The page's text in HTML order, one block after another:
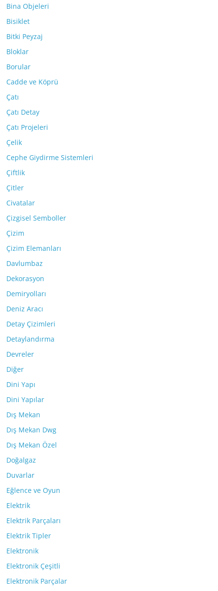
Bina Objeleri
Bisiklet
Bitki Peyzaj
Bloklar
Borular
Cadde ve Köprü
Çatı
Çatı Detay
Çatı Projeleri
Çelik
Cephe Giydirme Sistemleri
Çiftlik
Çitler
Civatalar
Çizgisel Semboller
Çizim
Çizim Elemanları
Davlumbaz
Dekorasyon
Demiryolları
Deniz Aracı
Detay Çizimleri
Detaylandırma
Devreler
Diğer
Dini Yapı
Dini Yapılar
Dış Mekan
Dış Mekan Dwg
Dış Mekan Özel
Doğalgaz
Duvarlar
Eğlence ve Oyun
Elektrik
Elektrik Parçaları
Elektrik Tipler
Elektronik
Elektronik Çeşitli
Elektronik Parçalar